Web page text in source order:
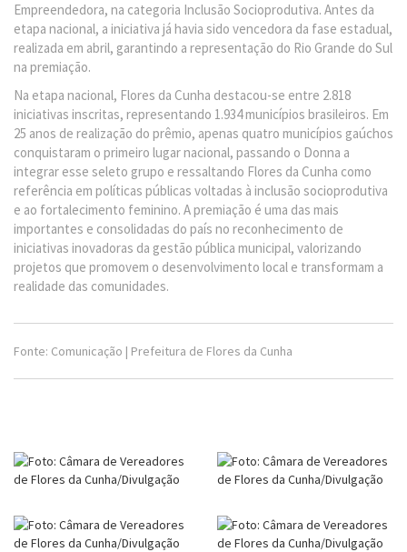
Empreendedora, na categoria Inclusão Socioprodutiva. Antes da
etapa nacional, a iniciativa já havia sido vencedora da fase estadual,
realizada em abril, garantindo a representação do Rio Grande do Sul
na premiação.
Na etapa nacional, Flores da Cunha destacou-se entre 2.818
iniciativas inscritas, representando 1.934 municípios brasileiros. Em
25 anos de realização do prêmio, apenas quatro municípios gaúchos
conquistaram o primeiro lugar nacional, passando o Donna a
integrar esse seleto grupo e ressaltando Flores da Cunha como
referência em políticas públicas voltadas à inclusão socioprodutiva
e ao fortalecimento feminino. A premiação é uma das mais
importantes e consolidadas do país no reconhecimento de
iniciativas inovadoras da gestão pública municipal, valorizando
projetos que promovem o desenvolvimento local e transformam a
realidade das comunidades.
Fonte: Comunicação | Prefeitura de Flores da Cunha